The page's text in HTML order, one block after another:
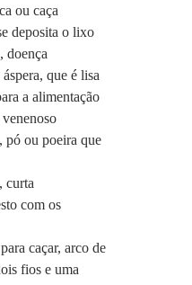
ou caça
deposita o lixo
doença
que é lisa
a alimentação
pó ou poeira que
curta
com os
caçar, arco de
fios e uma